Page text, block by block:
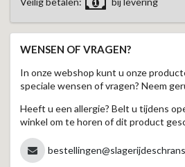
WENSEN OF VRAGEN?
In onze webshop kunt u onze
speciale wensen of vragen? Neem
Heeft u een allergie? Belt u tijdens
winkel om te horen of dit product